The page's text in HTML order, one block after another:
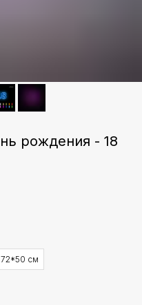
рождения - 18
72*50 см